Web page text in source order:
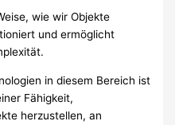
wie wir Objekte
und ermöglicht
in diesem Bereich ist
Fähigkeit,
herzustellen, an